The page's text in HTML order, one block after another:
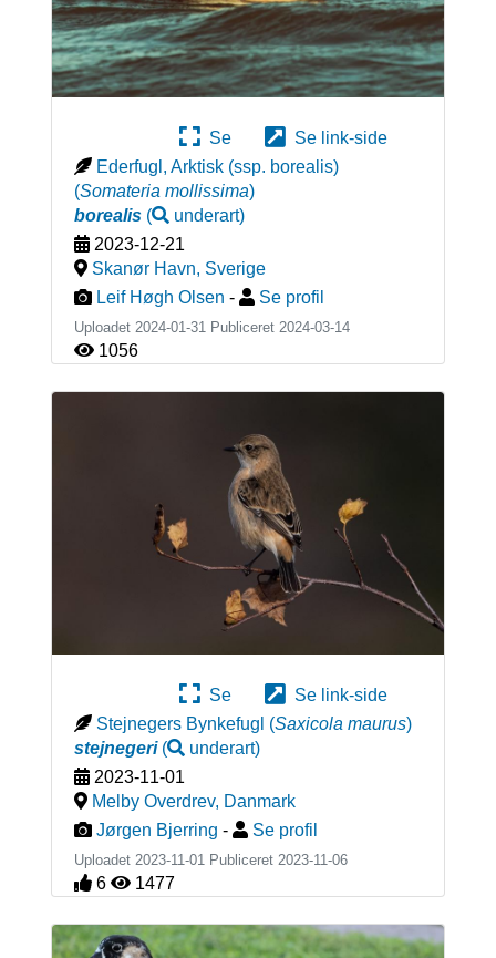
Se
Se link-side
Ederfugl, Arktisk (ssp. borealis)
(Somateria mollissima)
borealis( underart)
2023-12-21
Skanør Havn, Sverige
Leif Høgh Olsen - Se profil
Uploadet 2024-01-31 Publiceret 2024-03-14
1056
Se
Se link-side
Stejnegers Bynkefugl (Saxicola maurus)
stejnegeri( underart)
2023-11-01
Melby Overdrev, Danmark
Jørgen Bjerring - Se profil
Uploadet 2023-11-01 Publiceret 2023-11-06
6 1477